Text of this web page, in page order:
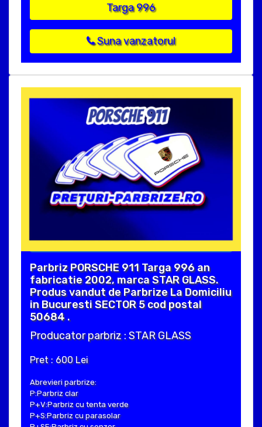
Targa 996
Suna vanzatorul
Parbriz PORSCHE 911 Targa 996 an
fabricatie 2002, marca STAR GLASS.
Produs vandut de Parbrize La Domiciliu
in Bucuresti SECTOR 5 cod postal
50684 .
Producator parbriz : STAR GLASS
Pret : 600 Lei
Abrevieri parbrize:
P:Parbriz clar
P+V:Parbriz cu tenta verde
P+S:Parbriz cu parasolar